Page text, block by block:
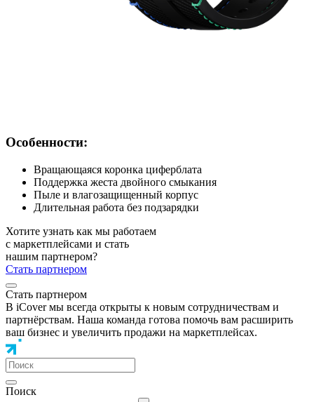
Особенности:
Вращающаяся коронка циферблата
Поддержка жеста двойного смыкания
Пыле и влагозащищенный корпус
Длительная работа без подзарядки
Хотите узнать как мы работаем
с маркетплейсами и стать
нашим партнером?
Стать партнером
Стать партнером
В iCover мы всегда открыты к новым сотрудничествам и
партнёрствам. Наша команда готова помочь вам расширить
ваш бизнес и увеличить продажи на маркетплейсах.
Поиск